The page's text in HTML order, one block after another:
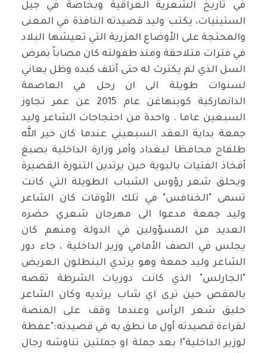
في تاريخ الشعرية العراقية وبخاصة في جيل
الستينيات، يكتب وليد قصيدته النافذة في المعنى
والمحتجة على الأوضاع المزرية التي تعيشها البلاد
في فترات متلاحقة ومنذ طفولته كان مصاباً بمرض
السل الذي لم يكترث له حتى أتلف كبده وظل يعاني
لسنوات طويلة الى ان رحل في العاصمة
الدانماركية كوبنهاغن عام 2015 عن عمر تجاوز
السبعين عاما . واحدة من احتجاجات الشاعر وليد
جمعة بداية العقد السبعيني عندما كان خير الله
طلفاح محافظا لبغداد وأمر وزارة الداخلية بصبغ
أفخاذ الفتيات بالبوية حين يرتدين التنورة القصيرة
ويحلق شعر رؤوس الشباب الطويلة التي كانت
تسمى "الخنافس" في تلك الأوقات كان الشاعر
وليد جمعة مدعوا الى مهرجان شعري حضره
العديد من المسؤولين في الدولة ومنهم كان
يجلس في الصف الأمامي وزير الداخلية ، جاء دور
الشاعر وليد جمعة وهو يرتدي البنطلون العريض
"الجارلس" الذي كانت دوريات الشرطة تقصه
بالمقص حين ترى اي شاب يرتديه وكان الشاعر
حليق شعر الرأس وعندما وقف على المنصة
لقراءة قصيدته أول ما نطق به في قصيدته:"عفطة
لوزير الداخلية"! بعد جملة او جملتين تناوشه رجال